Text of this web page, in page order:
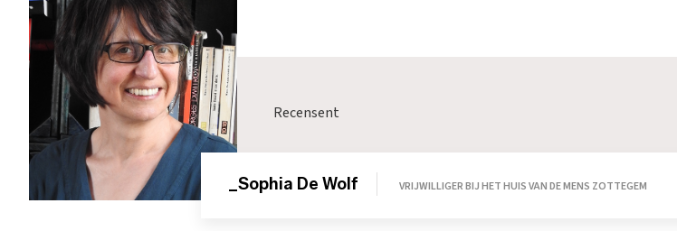
Recensent
_Sophia De Wolf VRIJWILLIGER BIJ HET HUIS VAN DE MENS ZOTTEGEM